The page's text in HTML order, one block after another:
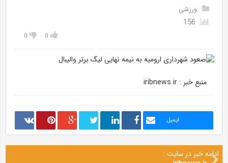
ورزشی
0
0
منبع خبر : iribnews.ir
ایمیل
ادامه خبر در سایت :